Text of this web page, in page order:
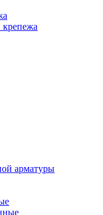
крепежа
арматуры